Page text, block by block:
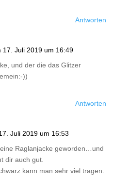
Antworten
17. Juli 2019 um 16:49
und der die das Glitzer
))
Antworten
Juli 2019 um 16:53
Raglanjacke geworden…und
dir auch gut.
kann man sehr viel tragen.